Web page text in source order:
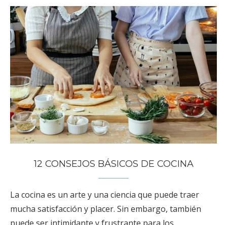
12 CONSEJOS BÁSICOS DE COCINA
La cocina es un arte y una ciencia que puede traer
mucha satisfacción y placer. Sin embargo, también